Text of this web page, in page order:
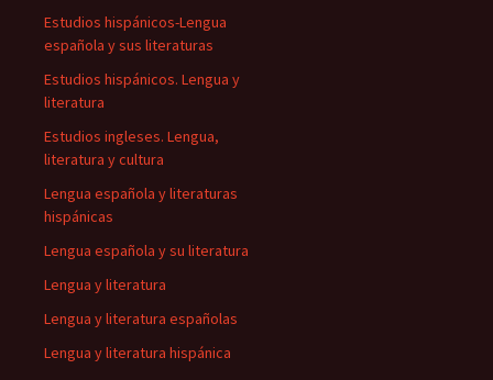
Estudios hispánicos-Lengua
española y sus literaturas
Estudios hispánicos. Lengua y
literatura
Estudios ingleses. Lengua,
literatura y cultura
Lengua española y literaturas
hispánicas
Lengua española y su literatura
Lengua y literatura
Lengua y literatura españolas
Lengua y literatura hispánica